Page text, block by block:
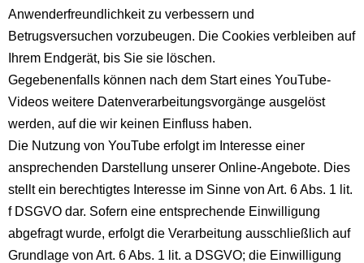
Anwenderfreundlichkeit zu verbessern und
Betrugsversuchen vorzubeugen. Die Cookies verbleiben auf
Ihrem Endgerät, bis Sie sie löschen.
Gegebenenfalls können nach dem Start eines YouTube-
Videos weitere Datenverarbeitungsvorgänge ausgelöst
werden, auf die wir keinen Einfluss haben.
Die Nutzung von YouTube erfolgt im Interesse einer
ansprechenden Darstellung unserer Online-Angebote. Dies
stellt ein berechtigtes Interesse im Sinne von Art. 6 Abs. 1 lit.
f DSGVO dar. Sofern eine entsprechende Einwilligung
abgefragt wurde, erfolgt die Verarbeitung ausschließlich auf
Grundlage von Art. 6 Abs. 1 lit. a DSGVO; die Einwilligung